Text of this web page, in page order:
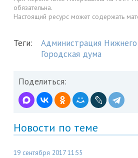
обязательна.
Настоящий ресурс может содержать
Теги:
Администрация
Городская дума
Поделиться:
Новости по теме
19 сентября 2017 11:55